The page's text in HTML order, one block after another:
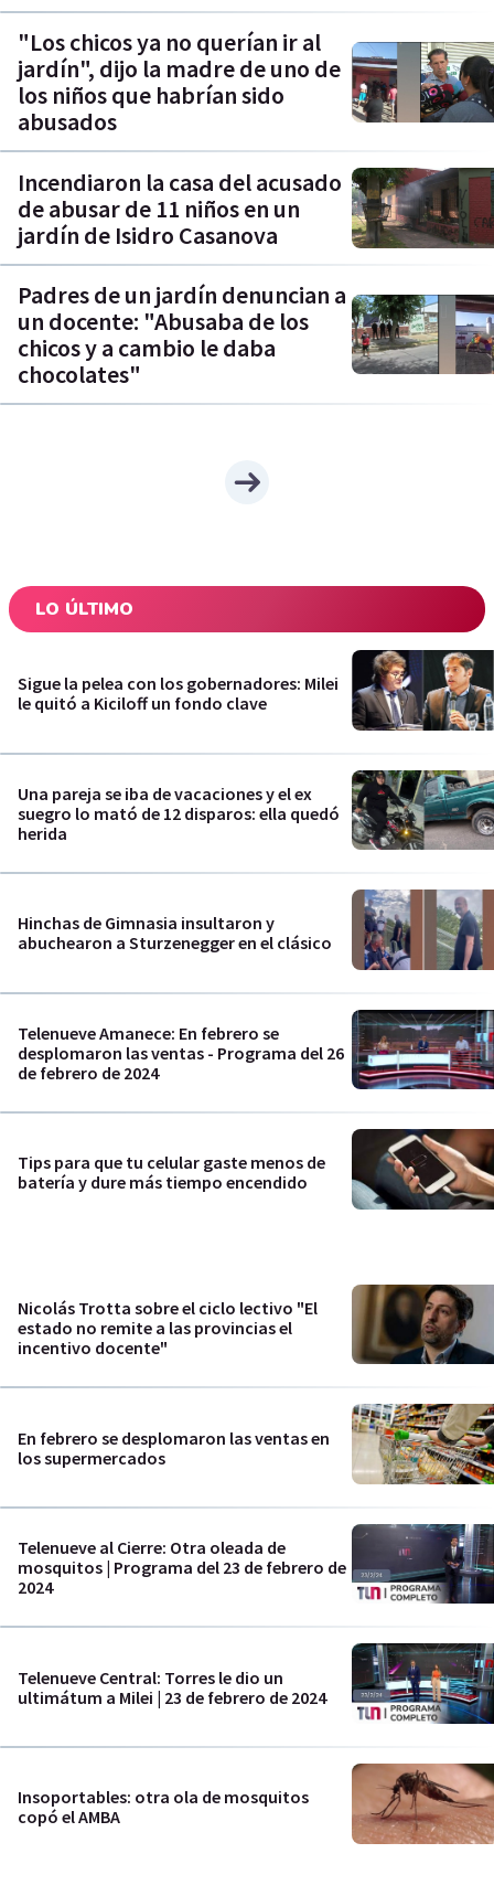
"Los chicos ya no querían ir al
jardín", dijo la madre de uno de
los niños que habrían sido
abusados
Incendiaron la casa del acusado
de abusar de 11 niños en un
jardín de Isidro Casanova
Padres de un jardín denuncian a
un docente: "Abusaba de los
chicos y a cambio le daba
chocolates"
LO ÚLTIMO
Sigue la pelea con los gobernadores: Milei
le quitó a Kiciloff un fondo clave
Una pareja se iba de vacaciones y el ex
suegro lo mató de 12 disparos: ella quedó
herida
Hinchas de Gimnasia insultaron y
abuchearon a Sturzenegger en el clásico
Telenueve Amanece: En febrero se
desplomaron las ventas - Programa del 26
de febrero de 2024
Tips para que tu celular gaste menos de
batería y dure más tiempo encendido
Nicolás Trotta sobre el ciclo lectivo "El
estado no remite a las provincias el
incentivo docente"
En febrero se desplomaron las ventas en
los supermercados
Telenueve al Cierre: Otra oleada de
mosquitos | Programa del 23 de febrero de
2024
Telenueve Central: Torres le dio un
ultimátum a Milei | 23 de febrero de 2024
Insoportables: otra ola de mosquitos
copó el AMBA